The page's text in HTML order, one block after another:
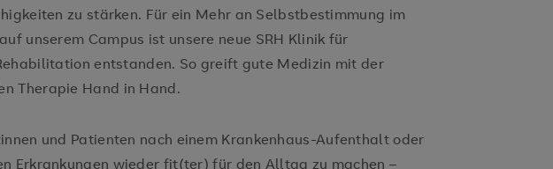
zu stärken. Für ein Mehr an Selbstbestimmung im
unserem Campus ist unsere neue SRH Klinik für
entstanden. So greift gute Medizin mit der
Therapie Hand in Hand.
und Patienten nach einem Krankenhaus-Aufenthalt oder
Erkrankungen wieder fit(ter) für den Alltag zu machen –